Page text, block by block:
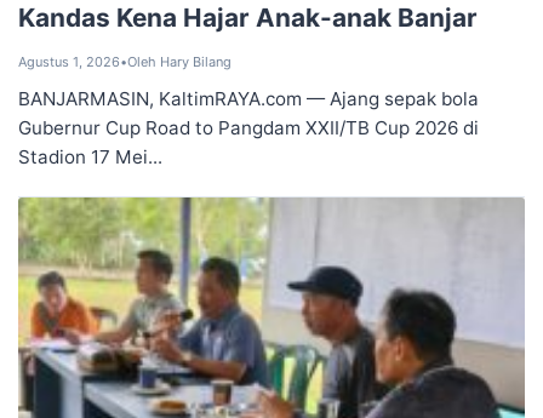
Kandas ‎Kena Hajar Anak-anak Banjar
Agustus 1, 2026•Oleh Hary Bilang
BANJARMASIN, KaltimRAYA.com — Ajang sepak bola
Gubernur Cup Road to Pangdam XXII/TB Cup 2026 di
Stadion 17 Mei...